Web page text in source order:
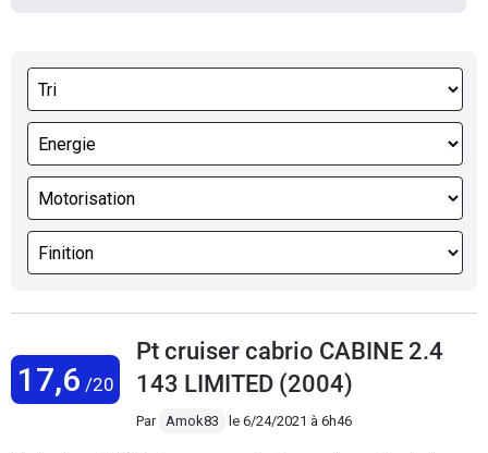
17,6 /20
Pt cruiser cabrio CABINE 2.4
143 LIMITED (2004)
Par Amok83 le 6/24/2021 à 6h46